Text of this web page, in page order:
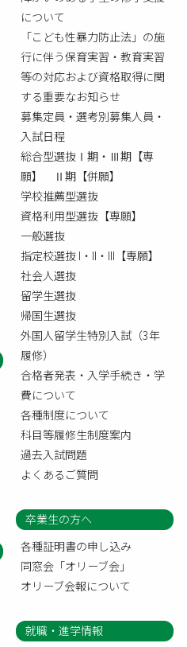
について
「こども性暴力防止法」の施
行に伴う保育実習・教育実習
等の対応および資格取得に関
する重要なお知らせ
募集定員・選考別募集人員・
入試日程
総合型選抜Ⅰ期・Ⅲ期【専
願】 Ⅱ期【併願】
学校推薦型選抜
資格利用型選抜【専願】
一般選抜
指定校選抜 I・II・III【専願】
社会人選抜
留学生選抜
帰国生選抜
外国人留学生特別入試（3年
履修）
合格者発表・入学手続き・学
費について
各種制度について
科目等履修生制度案内
過去入試問題
よくあるご質問
卒業生の方へ
各種証明書の申し込み
同窓会「オリーブ会」
オリーブ会報について
就職・進学情報